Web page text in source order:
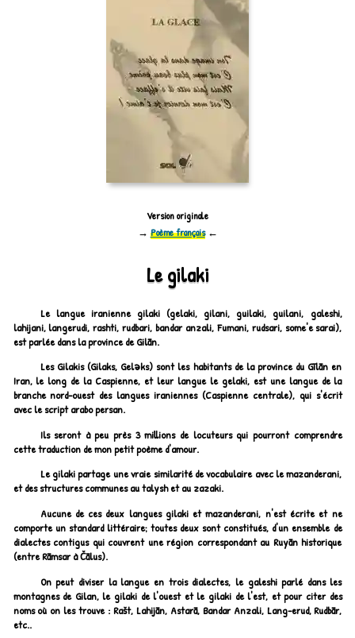
Version originale
→ Poème français←
Le gilaki
Le langue iranienne gilaki (gelaki, gilani, guilaki, guilani, galeshi,
lahijani, langerudi, rashti, rudbari, bandar anzali, Fumani, rudsari, some'e sarai),
est parlée dans la province de Gilān.
Les Gilakis (Gilaks, Geləks) sont les habitants de la province du Gīlān en
Iran, le long de la Caspienne, et leur langue le gelaki, est une langue de la
branche nord-ouest des langues iraniennes (Caspienne centrale), qui s'écrit
avec le script arabo persan.
Ils seront à peu près 3 millions de locuteurs qui pourront comprendre
cette traduction de mon petit poème d'amour.
Le gilaki partage une vraie similarité de vocabulaire avec le mazanderani,
et des structures communes au talysh et au zazaki.
Aucune de ces deux langues gilaki et mazanderani, n'est écrite et ne
comporte un standard littéraire; toutes deux sont constitués, d'un ensemble de
dialectes contigus qui couvrent une région correspondant au Ruyān historique
(entre Rāmsar à Čālus).
On peut diviser la langue en trois dialectes, le galeshi parlé dans les
montagnes de Gilan, le gilaki de l'ouest et le gilaki de l'est, et pour citer des
noms où on les trouve : Rašt, Lahijān, Astarā, Bandar Anzali, Lang-erud, Rudbār,
etc..